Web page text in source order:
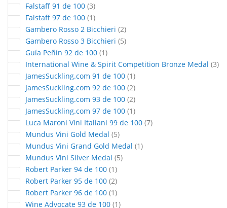
Falstaff 91 de 100 3articles
Falstaff 97 de 100 1article
Gambero Rosso 2 Bicchieri 2articles
Gambero Rosso 3 Bicchieri 5articles
Guía Peñín 92 de 100 1article
International Wine & Spirit Competition Bronze Medal 3
JamesSuckling.com 91 de 100 1article
JamesSuckling.com 92 de 100 2articles
JamesSuckling.com 93 de 100 2articles
JamesSuckling.com 97 de 100 1article
Luca Maroni Vini Italiani 99 de 100 7articles
Mundus Vini Gold Medal 5articles
Mundus Vini Grand Gold Medal 1article
Mundus Vini Silver Medal 5articles
Robert Parker 94 de 100 1article
Robert Parker 95 de 100 2articles
Robert Parker 96 de 100 1article
Wine Advocate 93 de 100 1article